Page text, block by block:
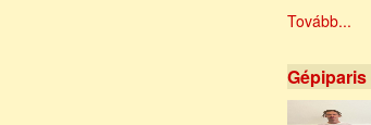
Tovább...